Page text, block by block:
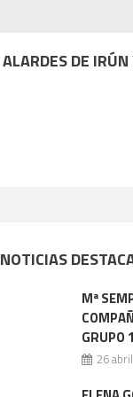
ALARDES DE
NOTICIAS
Mª
GRUPO
26